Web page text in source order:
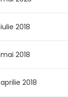
iulie 2018
mai 2018
aprilie 2018